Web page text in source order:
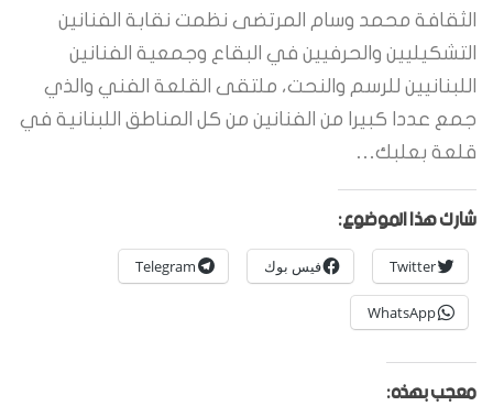
الثقافة محمد وسام المرتضى نظمت نقابة الفنانين
التشكيليين والحرفيين في البقاع وجمعية الفنانين
اللبنانيين للرسم والنحت، ملتقى القلعة الفني والذي
جمع عددا كبيرا من الفنانين من كل المناطق اللبنانية في
قلعة بعلبك…
شارك هذا الموضوع:
Twitter فيس بوك Telegram
WhatsApp
معجب بهذه: